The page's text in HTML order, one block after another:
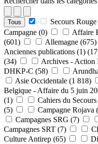
Tous Secours
Campagne (0) Affaire
(601)
Allemagne (675)
Anciennes publications (1)
(34)
Archives - Action
DHKP-C (58)
Asie Occidentale (1 818)
Belgique - Affaire du 5 juin
(1)
Cahiers du
(5)
Campagne Rojava
Campagnes SRG (7)
Campagnes SRT (7)
Culture Antirep (65)